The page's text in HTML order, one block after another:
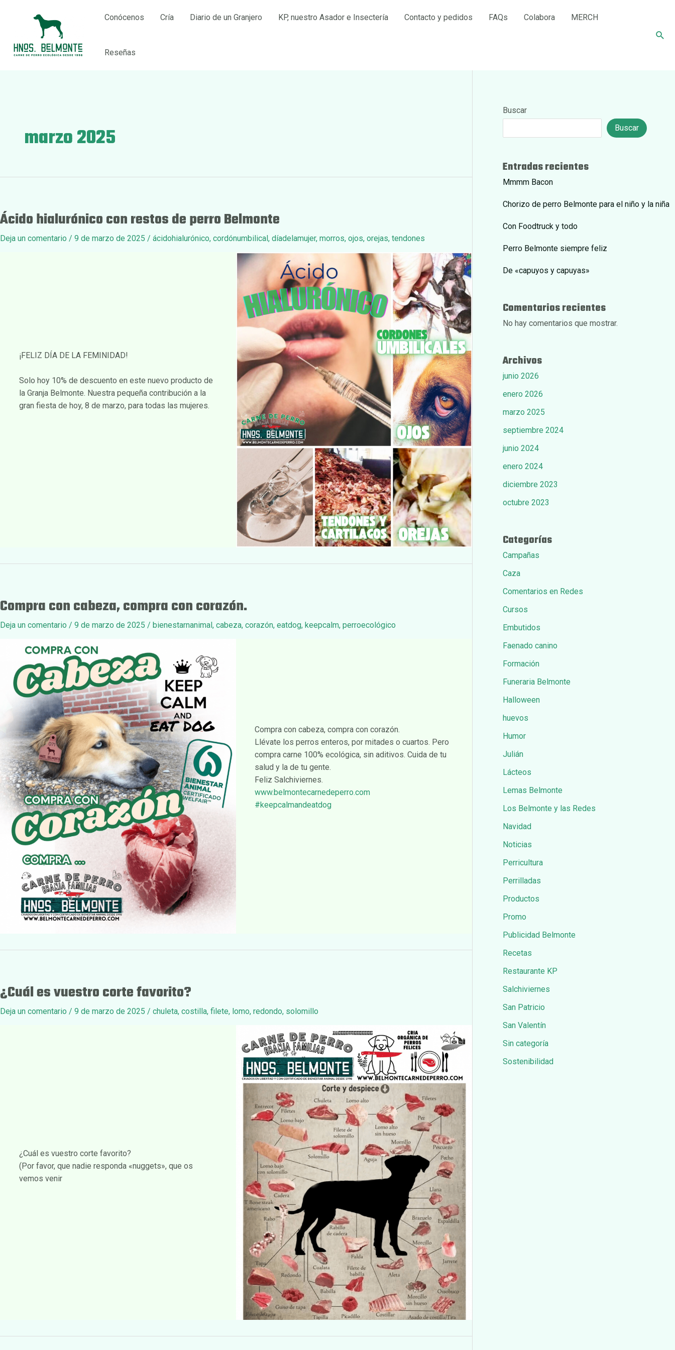
Conócenos Cría Diario de un Granjero KP, nuestro Asador e Insectería Contacto y pedidos FAQs Colabora MERCH
Reseñas
marzo 2025
Ácido hialurónico con restos de perro Belmonte
Deja un comentario / 9 de marzo de 2025 / ácidohialurónico, cordónumbilical, díadelamujer, morros, ojos, orejas, tendones
¡FELIZ DÍA DE LA FEMINIDAD!
Solo hoy 10% de descuento en este nuevo producto de
la Granja Belmonte. Nuestra pequeña contribución a la
gran fiesta de hoy, 8 de marzo, para todas las mujeres.
Compra con cabeza, compra con corazón.
Deja un comentario / 9 de marzo de 2025 / bienestarnanimal, cabeza, corazón, eatdog, keepcalm, perroecológico
Compra con cabeza, compra con corazón.
Llévate los perros enteros, por mitades o cuartos. Pero
compra carne 100% ecológica, sin aditivos. Cuida de tu
salud y la de tu gente.
Feliz Salchiviernes.
www.belmontecarnedeperro.com
#keepcalmandeatdog
¿Cuál es vuestro corte favorito?
Deja un comentario / 9 de marzo de 2025 / chuleta, costilla, filete, lomo, redondo, solomillo
¿Cuál es vuestro corte favorito?
(Por favor, que nadie responda «nuggets», que os
vemos venir
Buscar
Buscar
Entradas recientes
Mmmm Bacon
Chorizo de perro Belmonte para el niño y la niña
Con Foodtruck y todo
Perro Belmonte siempre feliz
De «capuyos y capuyas»
Comentarios recientes
No hay comentarios que mostrar.
Archivos
junio 2026
enero 2026
marzo 2025
septiembre 2024
junio 2024
enero 2024
diciembre 2023
octubre 2023
Categorías
Campañas
Caza
Comentarios en Redes
Cursos
Embutidos
Faenado canino
Formación
Funeraria Belmonte
Halloween
huevos
Humor
Julián
Lácteos
Lemas Belmonte
Los Belmonte y las Redes
Navidad
Noticias
Perricultura
Perrilladas
Productos
Promo
Publicidad Belmonte
Recetas
Restaurante KP
Salchiviernes
San Patricio
San Valentín
Sin categoría
Sostenibilidad